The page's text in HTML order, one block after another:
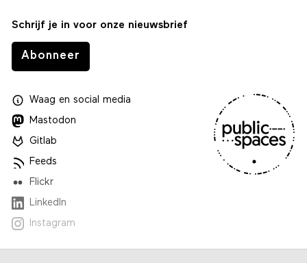
Schrijf je in voor onze nieuwsbrief
Abonneer
Waagen social media
Mastodon
Gitlab
Feeds
Flickr
LinkedIn
Instagram